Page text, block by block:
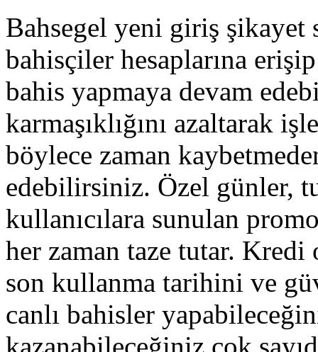
Bahsegel yeni giriş şikayet
bahisçiler hesaplarına
bahis yapmaya devam
karmaşıklığını azaltarak
böylece zaman
edebilirsiniz. Özel günler,
kullanıcılara sunulan
her zaman taze tutar. Kredi
son kullanma tarihini ve
canlı bahisler
kazanabileceğiniz çok